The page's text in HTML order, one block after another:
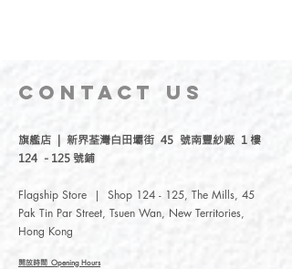
CONTACT US
旗艦店 | 新界荃灣白田壩街 45 號南豐紗廠 1 樓
124 - 125 號鋪
Flagship Store | Shop 124 - 125, The Mills, 45
Pak Tin Par Street, Tsuen Wan, New Territories,
Hong Kong
開放時間 Opening Hours